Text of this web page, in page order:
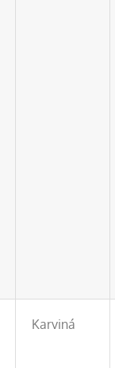
Karviná